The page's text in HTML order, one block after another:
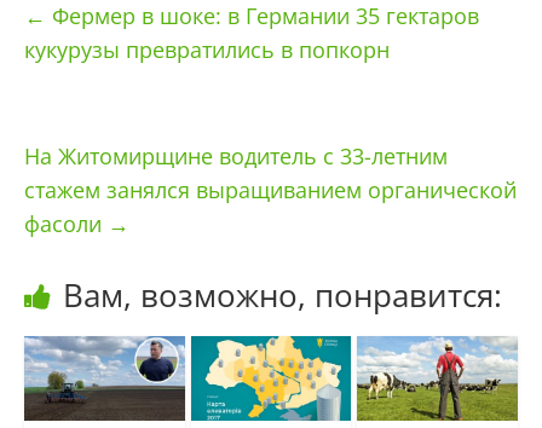
← Фермер в шоке: в Германии 35 гектаров
кукурузы превратились в попкорн
На Житомирщине водитель с 33-летним
стажем занялся выращиванием органической
фасоли →
Вам, возможно, понравится: